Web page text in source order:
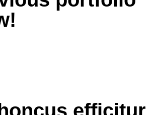
efficitur